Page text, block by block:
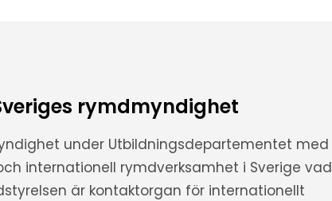
rymdmyndighet
under Utbildningsdepartementet med
internationell rymdverksamhet i Sverige vad
är kontaktorgan för internationellt